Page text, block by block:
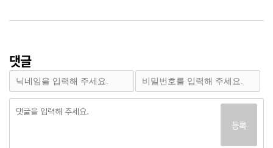
댓글
등록